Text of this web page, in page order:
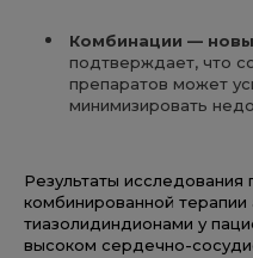
Комбинации —
подтверждает, что
препаратов может
минимизировать
Результаты
комбинированной терапии
тиазолидиндионами у
высоком сердечно-